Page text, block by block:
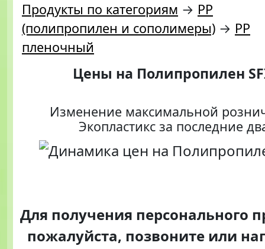
Продукты по категориям → PP
(полипропилен и сополимеры) → PP
пленочный
Цены на Полипропилен
Изменение максимальной
Экопластикс за последние
Для получения персонального
пожалуйста, позвоните или